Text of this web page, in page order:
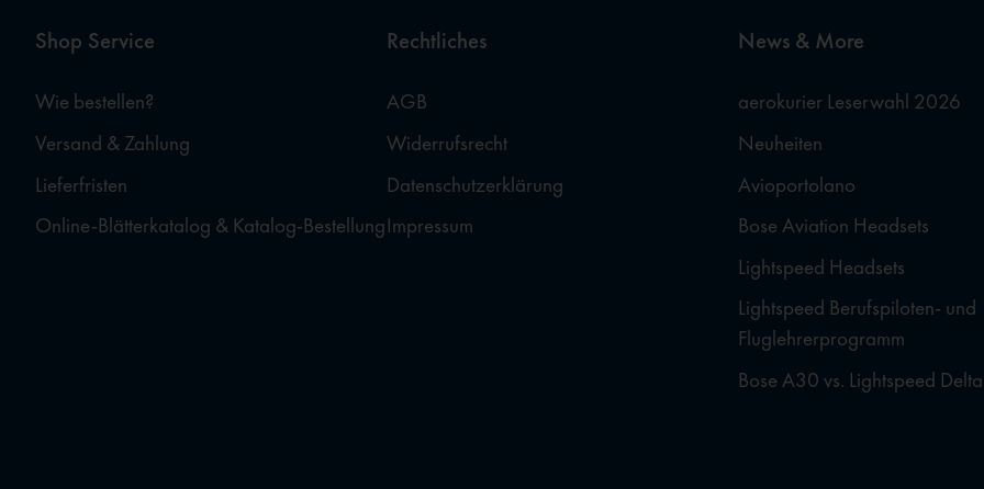
Shop Service
Wie bestellen?
Versand & Zahlung
Lieferfristen
Online-Blätterkatalog & Katalog-Bestellung
Rechtliches
AGB
Widerrufsrecht
Datenschutzerklärung
Impressum
News & More
aerokurier Leserwahl 2026
Neuheiten
Avioportolano
Bose Aviation Headsets
Lightspeed Headsets
Lightspeed Berufspiloten- und
Fluglehrerprogramm
Bose A30 vs. Lightspeed